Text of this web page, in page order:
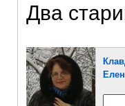
Два